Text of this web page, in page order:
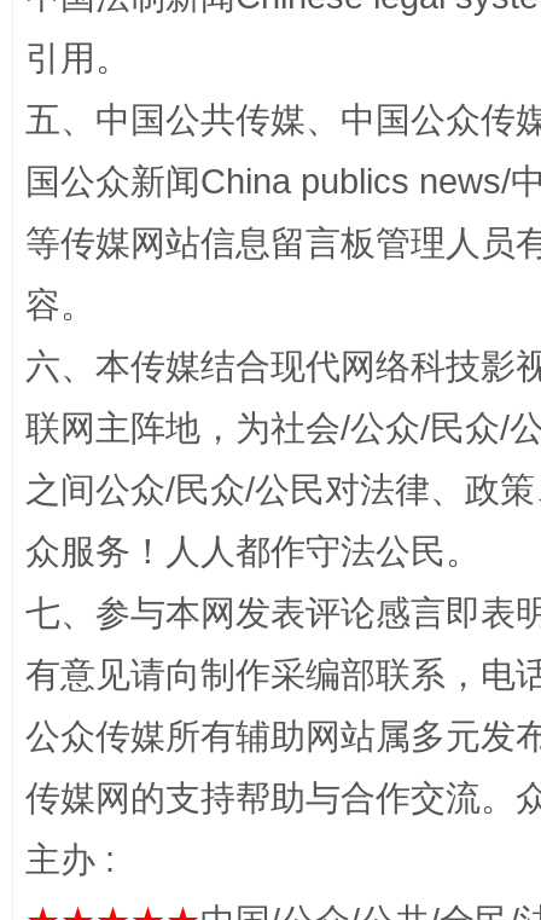
这是一记警钟！ 谢
引用。
五、中国公共传媒、中国公众传
国公众新闻China publics news/
等传媒网站信息留言板管理人员
容。
六、本传媒结合现代网络科技影
联网主阵地，为社会/公众/民众/
之间公众/民众/公民对法律、政
众服务！人人都作守法公民。
七、参与本网发表评论感言即表
有意见请向制作采编部联系，电
公众传媒所有辅助网站属多元发
传媒网的支持帮助与合作交流。
主办 :